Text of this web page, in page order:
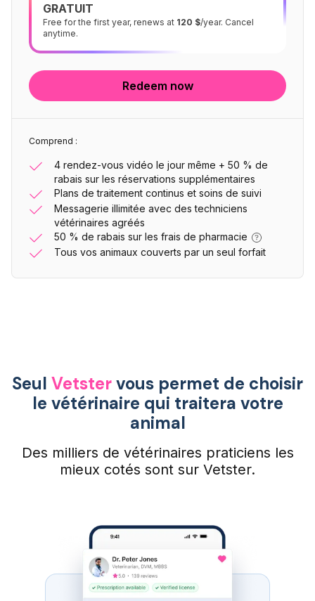
GRATUIT
Free for the first year, renews at 120 $/year. Cancel
anytime.
Redeem now
Comprend :
4 rendez-vous vidéo le jour même + 50 % de
rabais sur les réservations supplémentaires
Plans de traitement continus et soins de suivi
Messagerie illimitée avec des techniciens
vétérinaires agréés
50 % de rabais sur les frais de pharmacie
Tous vos animaux couverts par un seul forfait
Seul Vetstervous permet de choisir
le vétérinaire qui traitera votre
animal
Des milliers de vétérinaires praticiens les
mieux cotés sont sur Vetster.